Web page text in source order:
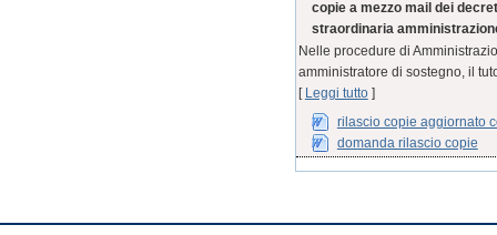
copie a mezzo mail dei
straordinaria
Nelle procedure di
amministratore di sostegno, il
Leggi tutto]
rilascio copie aggiornato
domanda rilascio copie